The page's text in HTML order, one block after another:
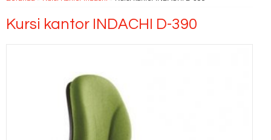
Kursi kantor INDACHI D-390